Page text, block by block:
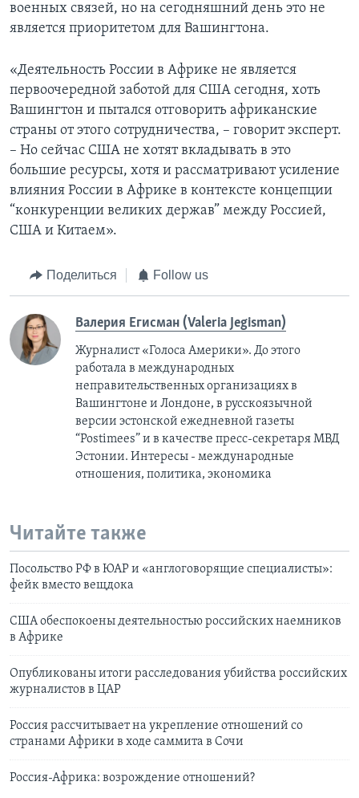
военных связей, но на сегодняшний день это не
является приоритетом для Вашингтона.
«Деятельность России в Африке не является
первоочередной заботой для США сегодня, хоть
Вашингтон и пытался отговорить африканские
страны от этого сотрудничества, – говорит эксперт.
– Но сейчас США не хотят вкладывать в это
большие ресурсы, хотя и рассматривают усиление
влияния России в Африке в контексте концепции
“конкуренции великих держав” между Россией,
США и Китаем».
Поделиться Follow us
Валерия Егисман (Valeria Jegisman)
Журналист «Голоса Америки». До этого
работала в международных
неправительственных организациях в
Вашингтоне и Лондоне, в русскоязычной
версии эстонской ежедневной газеты
“Postimees” и в качестве пресс-секретаря МВД
Эстонии. Интересы - международные
отношения, политика, экономика
Читайте также
Посольство РФ в ЮАР и «англоговорящие специалисты»:
фейк вместо вещдока
США обеспокоены деятельностью российских наемников
в Африке
Опубликованы итоги расследования убийства российских
журналистов в ЦАР
Россия рассчитывает на укрепление отношений со
странами Африки в ходе саммита в Сочи
Россия-Африка: возрождение отношений?